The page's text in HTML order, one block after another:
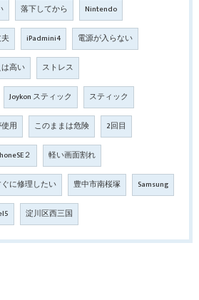
落下してから Nintendo
iPadmini4 電源が入らない
高い ストレス
Joykon スティック スティック
用 このままは危険 2回目
２ 軽い画面割れ
に修理したい 豊中市南桜塚 Samsung
淀川区西三国